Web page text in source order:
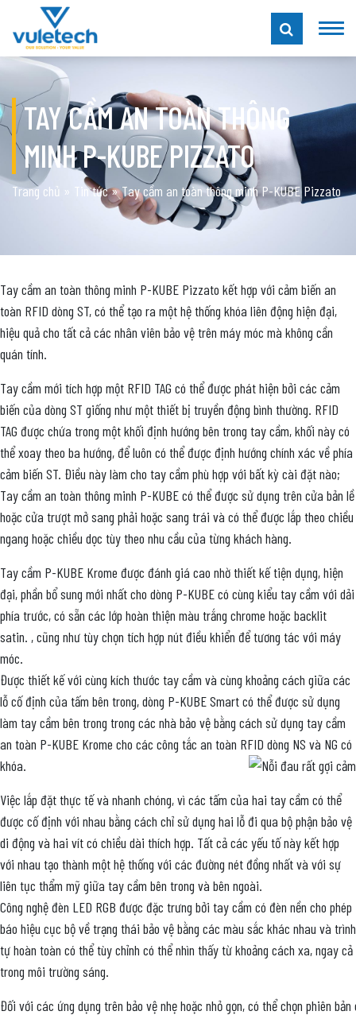
TAY CẦM AN TOÀN THÔNG
MINH P-KUBE PIZZATO
Trang chủ » Tin tức»Tay cầm an toàn thông minh P-KUBE Pizzato
Tay cầm an toàn thông minh P-KUBE Pizzato kết hợp với cảm biến an
toàn RFID dòng ST, có thể tạo ra một hệ thống khóa liên động hiện đại,
hiệu quả cho tất cả các nhân viên bảo vệ trên máy móc mà không cần
quán tính.
Tay cầm mới tích hợp một RFID TAG có thể được phát hiện bởi các cảm
biến của dòng ST giống như một thiết bị truyền động bình thường. RFID
TAG được chứa trong một khối định hướng bên trong tay cầm, khối này có
thể xoay theo ba hướng, để luôn có thể được định hướng chính xác về phía
cảm biến ST. Điều này làm cho tay cầm phù hợp với bất kỳ cài đặt nào;
Tay cầm an toàn thông minh P-KUBE có thể được sử dụng trên cửa bản lề
hoặc cửa trượt mở sang phải hoặc sang trái và có thể được lắp theo chiều
ngang hoặc chiều dọc tùy theo nhu cầu của từng khách hàng.
Tay cầm P-KUBE Krome được đánh giá cao nhờ thiết kế tiện dụng, hiện
đại, phần bổ sung mới nhất cho dòng P-KUBE có cùng kiểu tay cầm với dải
phía trước, có sẵn các lớp hoàn thiện màu trắng chrome hoặc backlit
satin. , cũng như tùy chọn tích hợp nút điều khiển để tương tác với máy
móc.
Được thiết kế với cùng kích thước tay cầm và cùng khoảng cách giữa các
lỗ cố định của tấm bên trong, dòng P-KUBE Smart có thể được sử dụng
làm tay cầm bên trong trong các nhà bảo vệ bằng cách sử dụng tay cầm
an toàn P-KUBE Krome cho các công tắc an toàn RFID dòng NS và NG có
khóa.
Việc lắp đặt thực tế và nhanh chóng, vì các tấm của hai tay cầm có thể
được cố định với nhau bằng cách chỉ sử dụng hai lỗ đi qua bộ phận bảo vệ
di động và hai vít có chiều dài thích hợp. Tất cả các yếu tố này kết hợp
với nhau tạo thành một hệ thống với các đường nét đồng nhất và với sự
liên tục thẩm mỹ giữa tay cầm bên trong và bên ngoài.
Công nghệ đèn LED RGB được đặc trưng bởi tay cầm có đèn nền cho phép
báo hiệu cục bộ về trạng thái bảo vệ bằng các màu sắc khác nhau và trình
tự hoàn toàn có thể tùy chỉnh có thể nhìn thấy từ khoảng cách xa, ngay cả
trong môi trường sáng.
Đối với các ứng dụng trên bảo vệ nhẹ hoặc nhỏ gọn, có thể chọn phiên